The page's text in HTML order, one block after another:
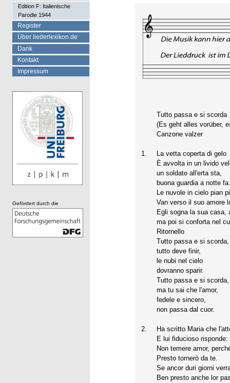
Tutto passa e si scorda
(Es geht alles vorüber,
Canzone valzer
1.
La vetta coperta di gelo
È avvolta in un livido
un soldato all'erta sta,
buona guardia a notte
Le nuvole in cielo pian
Van verso il suo amore
Egli sogna la sua casa,
ma poi si conforta nel
Ritornello
Tutto passa e si scorda,
tutto deve finir,
le nubi nel cielo
dovranno sparir.
Tutto passa e si scorda,
ma tu sai che l'amor,
fedele e sincero,
non passa dal cuor.
2.
Ha scritto Maria che
E lui fiducioso risponde:
Non temere amor,
Presto tornerò da te.
Se ancor duri giorni
Ben presto anche lor
Edition F: Italienische
Parodie 1944
Register
Über liederlexikon.de
Dank
Kontakt
Impressum
Gefördert durch die